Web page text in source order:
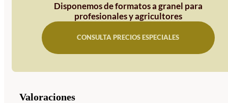
Disponemos de formatos a granel para
profesionales y agricultores
CONSULTA PRECIOS ESPECIALES
Valoraciones